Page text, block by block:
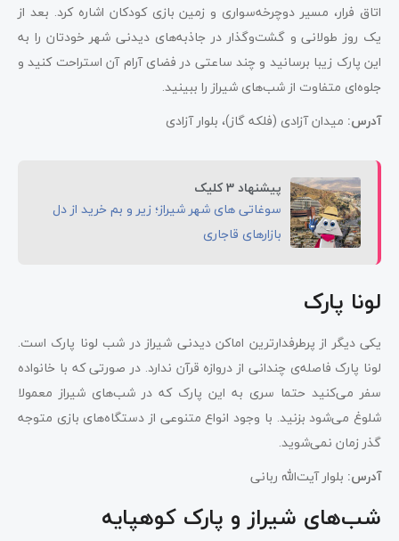
اتاق فرار، مسیر دوچرخه‌سواری و زمین بازی کودکان اشاره کرد. بعد از
یک روز طولانی و گشت‌وگذار در جاذبه‌های دیدنی شهر خودتان را به
این پارک زیبا برسانید و چند ساعتی در فضای آرام آن استراحت کنید و
جلوه‌ای متفاوت از شب‌های شیراز را ببینید.
آدرس: میدان آزادی (فلکه گاز)، بلوار آزادی
پیشنهاد 3 کلیک
سوغاتی های شهر شیراز؛ زیر و بم خرید از دل
بازارهای قاجاری
لونا پارک
یکی دیگر از پرطرفدارترین اماکن دیدنی شیراز در شب لونا پارک است.
لونا پارک فاصله‌ی چندانی از دروازه قرآن ندارد. در صورتی که با خانواده
سفر می‌کنید حتما سری به این پارک که در شب‌های شیراز معمولا
شلوغ می‌شود بزنید. با وجود انواع متنوعی از دستگاه‌های بازی متوجه
گذر زمان نمی‌شوید.
آدرس: بلوار آیت‌الله ربانی
شب‌های شیراز و پارک کوهپایه